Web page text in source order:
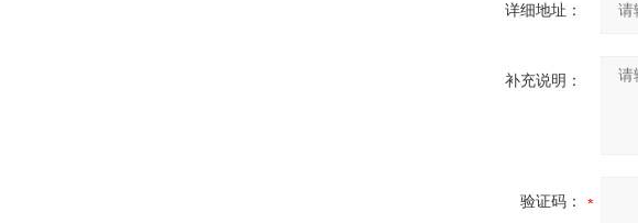
详细地址：
补充说明：
验证码：